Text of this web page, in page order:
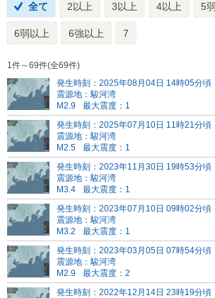
全て 2以上 3以上 4以上 5
6弱以上 6強以上 7
1件～69件(全69件)
発生時刻：2025年08月04日 14時05分頃
震源地：駿河湾
M2.9
最大震度：1
発生時刻：2025年07月10日 11時21分頃
震源地：駿河湾
M2.5
最大震度：1
発生時刻：2023年11月30日 19時53分頃
震源地：駿河湾
M3.4
最大震度：1
発生時刻：2023年07月10日 09時02分頃
震源地：駿河湾
M3.2
最大震度：1
発生時刻：2023年03月05日 07時54分頃
震源地：駿河湾
M2.9
最大震度：2
発生時刻：2022年12月14日 23時19分頃